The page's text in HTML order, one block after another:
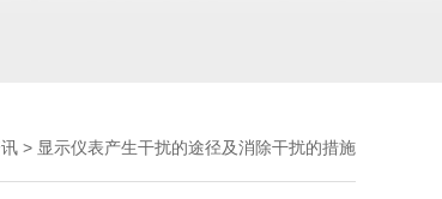
> 显示仪表产生干扰的途径及消除干扰的措施